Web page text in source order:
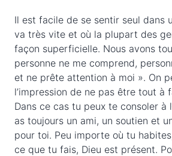
Il est facile de se sentir seul dans
va très vite et où la plupart des
façon superficielle. Nous avons
personne ne me comprend,
et ne prête attention à moi ». On
l’impression de ne pas être tout à
Dans ce cas tu peux te consoler à
as toujours un ami, un soutien et
pour toi. Peu importe où tu
ce que tu fais, Dieu est présent.